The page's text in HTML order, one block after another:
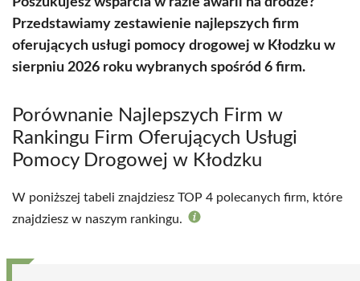
Przedstawiamy zestawienie najlepszych firm
oferujących usługi pomocy drogowej w Kłodzku w
sierpniu 2026 roku wybranych spośród 6 firm.
Porównanie Najlepszych Firm w
Rankingu Firm Oferujących Usługi
Pomocy Drogowej w Kłodzku
W poniższej tabeli znajdziesz TOP 4 polecanych firm, które
znajdziesz w naszym rankingu.